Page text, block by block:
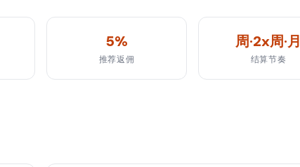
5%
推荐返佣
周·2x周·月
结算节奏